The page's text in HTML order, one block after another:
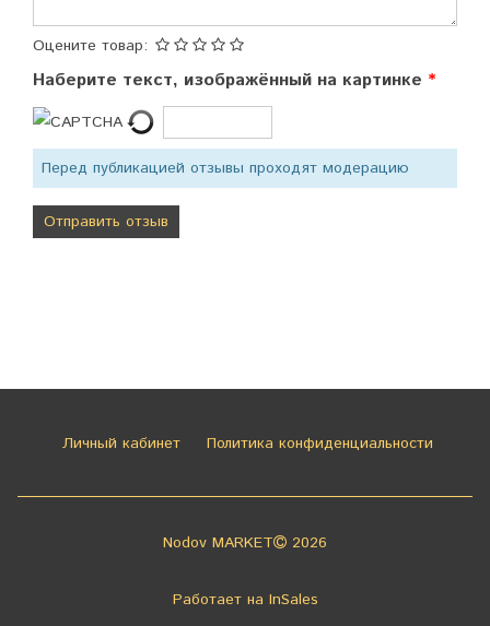
Оцените товар:
Наберите текст, изображённый на картинке
Перед публикацией отзывы проходят модерацию
Личный кабинет Политика конфиденциальности
Nodov MARKET 2026
Работает на InSales